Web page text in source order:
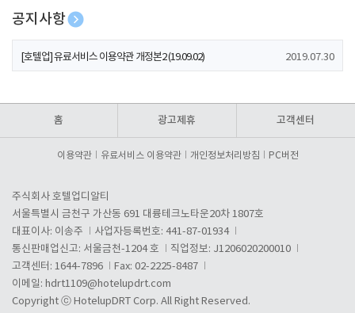
공지사항
[호텔업] 개인정보 처리방침 개정본1 (19.09.02)
[호텔업] 유료서비스 이용약관 개정본2 (19.09.02) 2019.07.30
홈 광고제휴 고객센터
이용약관 유료서비스 이용약관 개인정보처리방침 PC버전
주식회사 호텔업디알티
서울특별시 금천구 가산동 691 대륭테크노타운20차 1807호
대표이사: 이송주
사업자등록번호: 441-87-01934
통신판매업신고: 서울금천-1204 호
직업정보: J1206020200010
고객센터: 1644-7896
Fax: 02-2225-8487
이메일: hdrt1109@hotelupdrt.com
Copyright ⓒ HotelupDRT Corp. All Right Reserved.